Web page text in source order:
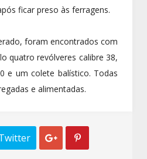
ficar preso às ferragens.
foram encontrados com
quatro revólveres calibre 38,
e um colete balístico. Todas
e alimentadas.
 